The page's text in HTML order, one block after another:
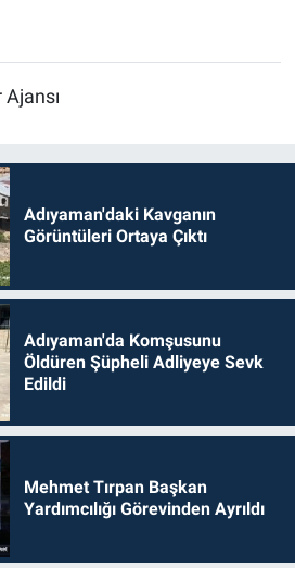
Adıyaman'daki Kavganın
Görüntüleri Ortaya Çıktı
Adıyaman'da Komşusunu
Öldüren Şüpheli Adliyeye Sevk
Edildi
Mehmet Tırpan Başkan
Yardımcılığı Görevinden Ayrıldı